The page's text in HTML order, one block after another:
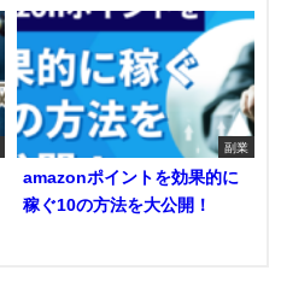
副業
amazonポイントを効果的に
稼ぐ10の方法を大公開！